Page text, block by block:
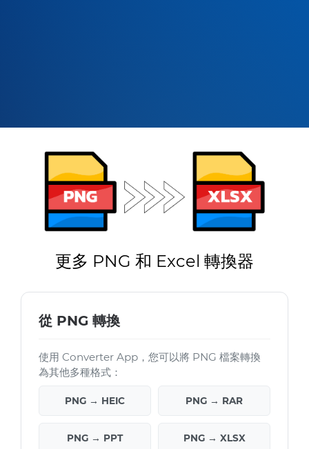
更多 PNG 和 Excel 轉換器
從 PNG 轉換
使用 Converter App，您可以將 PNG 檔案轉換
為其他多種格式：
PNG → HEIC PNG → RAR
PNG → PPT PNG → XLSX